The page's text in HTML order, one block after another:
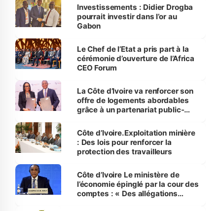
Investissements : Didier Drogba
pourrait investir dans l’or au
Gabon
Le Chef de l’Etat a pris part à la
cérémonie d’ouverture de l’Africa
CEO Forum
La Côte d’Ivoire va renforcer son
offre de logements abordables
grâce à un partenariat public-
Côte d’Ivoire.Exploitation minière
: Des lois pour renforcer la
protection des travailleurs
Côte d’Ivoire Le ministère de
l’économie épinglé par la cour des
comptes : « Des allégations